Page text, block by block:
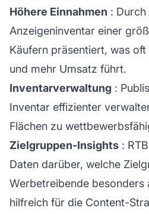
Höhere Einnahmen :
Anzeigeninventar einer
Käufern präsentiert, was
und mehr Umsatz führt.
Inventarverwaltung :
Inventar effizienter
Flächen zu
Zielgruppen-Insights :
Daten darüber, welche
Werbetreibende besonders
hilfreich für die Content-